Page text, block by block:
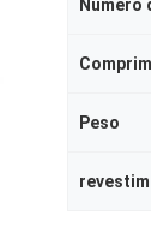
Número
Peso